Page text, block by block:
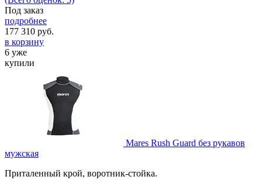
Под заказ
подробнее
177 310 руб.
в корзину
6 уже
купили
Mares Rush Guard без рукавов
мужская
Приталенный крой, воротник-стойка.